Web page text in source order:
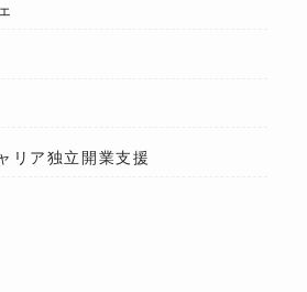
リア独立開業支援